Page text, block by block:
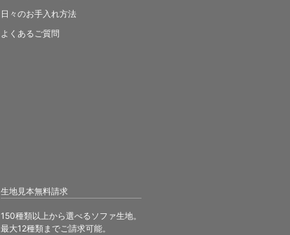
生地見本無料請求
150種類以上から選べるソファ生地。
最大12種類までご請求可能。
日々のお手入れ方法
よくあるご質問